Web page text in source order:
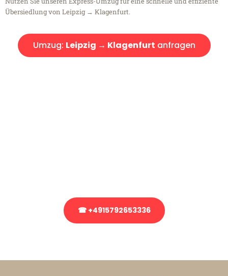
Übersiedlung von Leipzig → Klagenfurt.
Umzug: Leipzig → Klagenfurt anfragen
☎ +4915792653336